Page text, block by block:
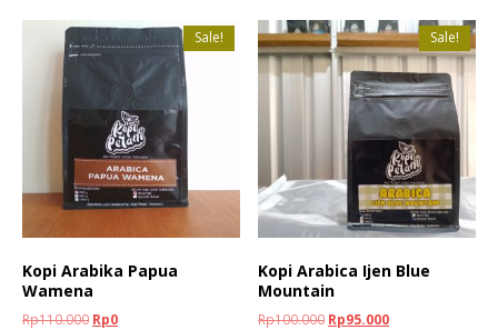
Sale!
Kopi Arabika Papua
Wamena
Rp110.000 Rp0
Sale!
Kopi Arabica Ijen Blue
Mountain
Rp100.000 Rp95.000